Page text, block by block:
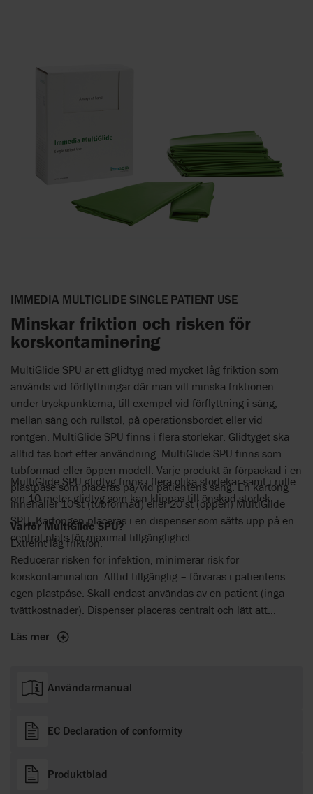
IMMEDIA MULTIGLIDE SINGLE PATIENT USE
Minskar friktion och risken för
korskontaminering
MultiGlide SPU är ett glidtyg med mycket låg friktion som
används vid förflyttningar där man vill minska friktionen
under tryckpunkterna, till exempel vid förflyttning i säng,
mellan säng och rullstol, på operationsbordet eller vid
röntgen. MultiGlide SPU finns i flera storlekar. Glidtyget ska
alltid tas bort efter användning. MultiGlide SPU finns som
tubformad eller öppen modell. Varje produkt är förpackad i en
plastpåse som placeras på/vid patientens säng. En kartong
innehåller 10 st (tubformad) eller 20 st (öppen) MultiGlide
SPU. Kartongen placeras i en dispenser som sätts upp på en
central plats för maximal tillgänglighet.
MultiGlide SPU glidtyg finns i flera olika storlekar samt i rulle
om 10 meter glidtyg som kan klippas till önskad storlek.
Varför MultiGlide SPU?
Extremt låg friktion.
Reducerar risken för infektion, minimerar risk för
korskontamination. Alltid tillgänglig – förvaras i patientens
egen plastpåse. Skall endast användas av en patient (inga
tvättkostnader). Dispenser placeras centralt och lätt att
Kan användas vid röntgen.
Läs mer
Användarmanual
EC Declaration of conformity
Produktblad